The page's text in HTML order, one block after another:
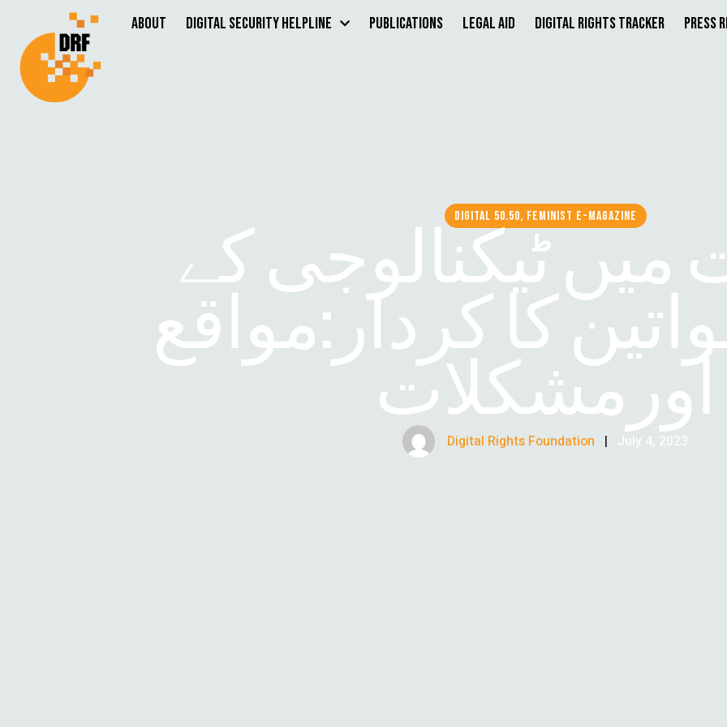
About Digital Security Helpline Publications Legal Aid Digital Rights Tracker Press
DIGITAL 50.50, FEMINIST E-MAGAZINE
ٹیکنالوجی کے
کا کردار:مواقع
اورمشکلات
Digital Rights Foundation | July 4, 2023